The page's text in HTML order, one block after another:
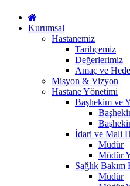
Kurumsal
Hastanemiz
Tarihçemiz
Değerlerimiz
Amaç ve
Misyon & Vizyon
Hastane Yönetimi
Başhekim ve
İdari ve Mali
Müdür
Müdür
Sağlık
Müdür